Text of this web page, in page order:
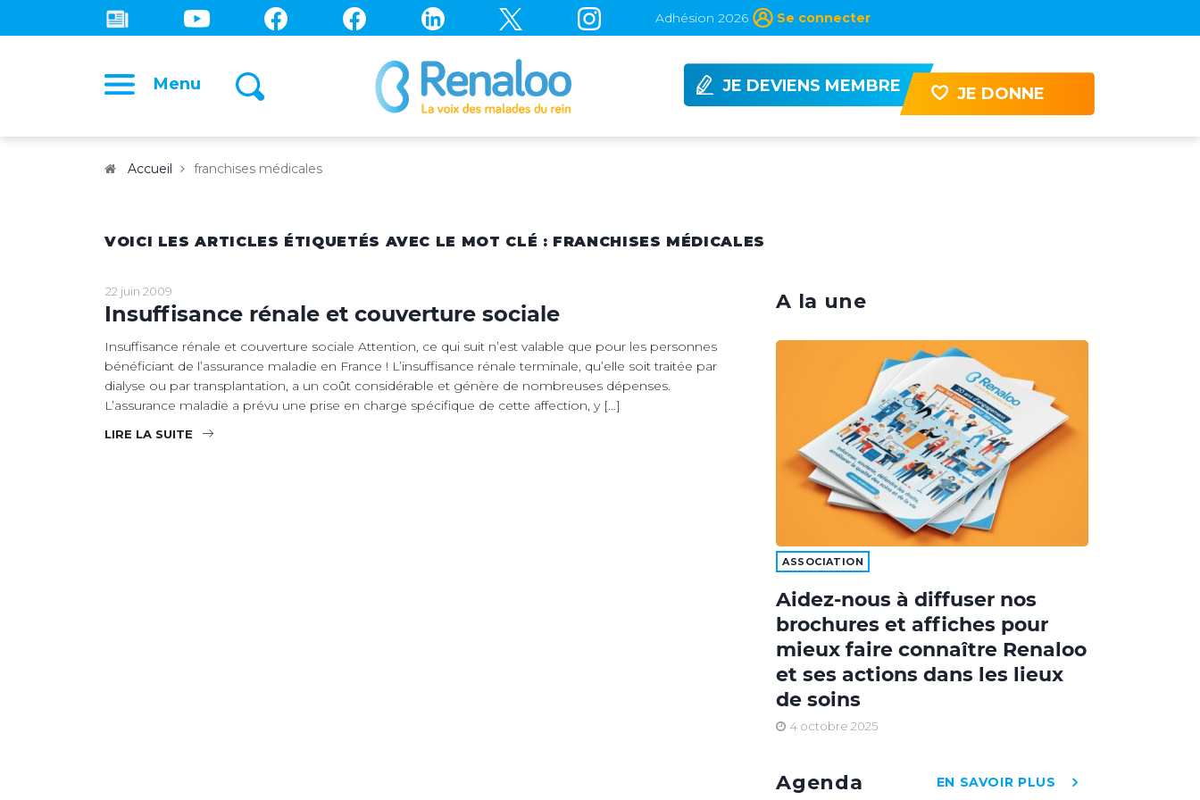
Adhésion 2026 Se connecter
Menu JE DEVIENS MEMBRE JE DONNE
Accueil franchises médicales
VOICI LES ARTICLES ÉTIQUETÉS AVEC LE MOT CLÉ : FRANCHISES MÉDICALES
22 juin 2009
Insuffisance rénale et couverture sociale
Insuffisance rénale et couverture sociale Attention, ce qui suit n’est valable que pour les personnes
bénéficiant de l’assurance maladie en France ! L’insuffisance rénale terminale, qu’elle soit traitée par
dialyse ou par transplantation, a un coût considérable et génère de nombreuses dépenses.
L’assurance maladie a prévu une prise en charge spécifique de cette affection, y […]
LIRE LA SUITE
A la une
ASSOCIATION
Aidez-nous à diffuser nos
brochures et affiches pour
mieux faire connaître Renaloo
et ses actions dans les lieux
de soins
4 octobre 2025
Agenda EN SAVOIR PLUS